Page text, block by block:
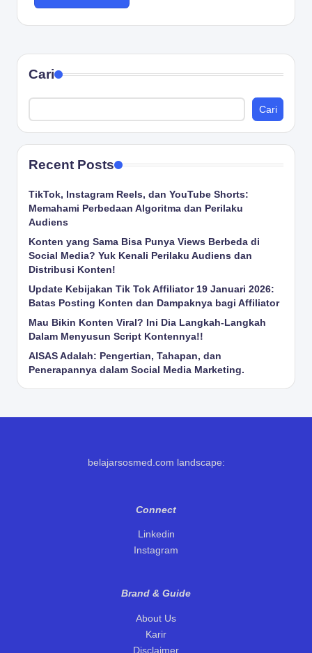
Cari
Cari
Recent Posts
TikTok, Instagram Reels, dan YouTube Shorts:
Memahami Perbedaan Algoritma dan Perilaku
Audiens
Konten yang Sama Bisa Punya Views Berbeda di
Social Media? Yuk Kenali Perilaku Audiens dan
Distribusi Konten!
Update Kebijakan Tik Tok Affiliator 19 Januari 2026:
Batas Posting Konten dan Dampaknya bagi Affiliator
Mau Bikin Konten Viral? Ini Dia Langkah-Langkah
Dalam Menyusun Script Kontennya!!
AISAS Adalah: Pengertian, Tahapan, dan
Penerapannya dalam Social Media Marketing.
belajarsosmed.com landscape:
Connect
Linkedin
Instagram
Brand & Guide
About Us
Karir
Disclaimer